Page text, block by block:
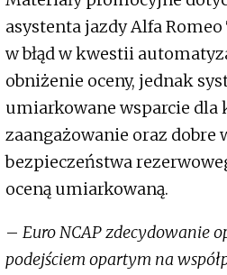
asystenta jazdy Alfa
w błąd w kwestii
obniżenie oceny, jednak
umiarkowane wsparcie dla
zaangażowanie oraz dobre
bezpieczeństwa
oceną umiarkowaną.
– Euro NCAP zdecydowanie
podejściem opartym na